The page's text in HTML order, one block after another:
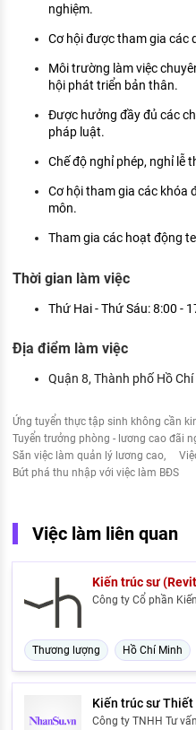
nghiệm.
Cơ hội được tham gia các
Môi trường làm việc
hội phát triển bản thân.
Được hưởng đầy đủ các
pháp luật.
Chế độ nghỉ phép, nghỉ lễ
Cơ hội tham gia các khóa
môn.
Tham gia các hoạt động
Thời gian làm việc
Thứ Hai - Thứ Sáu: 8:00 -
Địa điểm làm việc
Quận 8, Thành phố Hồ Chí
Ứng tuyển thực tập sinh không cần
Tuyển trưởng phòng - lương cao đãi
Săn việc làm quản lý lương cao
Bứt phá thu nhập với việc làm BĐS
Việc làm liên quan
Kiến trúc sư
Công ty Cổ phần
Thương lượng Hồ Chí Minh
Kiến trúc sư Thiết
Công ty TNHH Tư